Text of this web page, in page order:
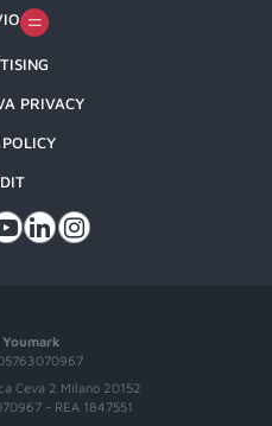
Ceva 2 Milano 20152
- REA 1847551
PRIVACY